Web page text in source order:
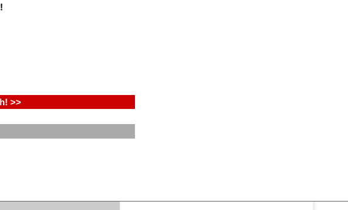
auch die deutschen
Sara Doorsoun
in dieses Video rein, in
>>